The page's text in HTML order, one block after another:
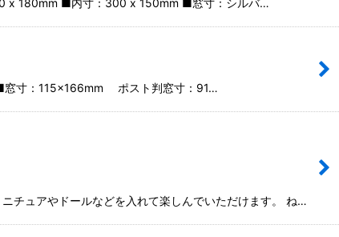
x 180mm ■内寸：300 x 150mm ■窓寸：シルバ…
窓寸：115×166mm ポスト判窓寸：91…
チュアやドールなどを入れて楽しんでいただけます。 ね…